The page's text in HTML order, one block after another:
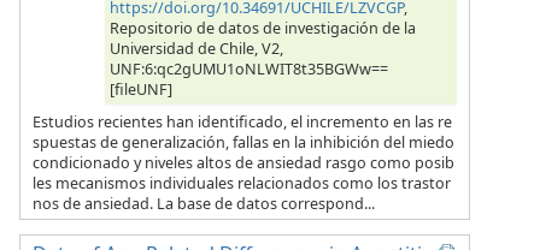
https://doi.org/10.34691/UCHILE/LZVCGP,
Repositorio de datos de investigación de la
Universidad de Chile, V2,
UNF:6:qc2gUMU1oNLWIT8t35BGWw==
[fileUNF]
Estudios recientes han identificado, el incremento en las re
spuestas de generalización, fallas en la inhibición del miedo
condicionado y niveles altos de ansiedad rasgo como posib
les mecanismos individuales relacionados como los trastor
nos de ansiedad. La base de datos correspond...